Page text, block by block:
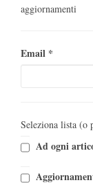
aggiornamenti
Email *
Seleziona lista (o
Ad ogni